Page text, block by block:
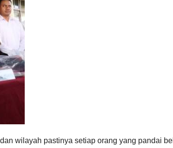
wilayah pastinya setiap orang yang pandai